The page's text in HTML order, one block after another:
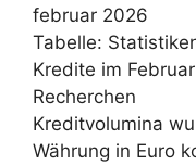
Tabelle:
Kredite im
Recherchen
Kreditvolumina
Währung in Euro